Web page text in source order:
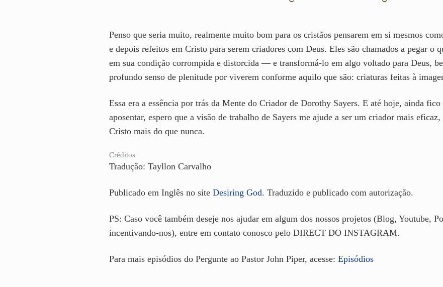
Penso que seria muito, realmente muito bom para os cristãos pensarem em si mesmos
e depois refeitos em Cristo para serem criadores com Deus. Eles são chamados a pegar o
em sua condição corrompida e distorcida — e transformá-lo em algo voltado para Deus,
profundo senso de plenitude por viverem conforme aquilo que são: criaturas feitas à
Essa era a essência por trás da Mente do Criador de Dorothy Sayers. E até hoje, ainda
aposentar, espero que a visão de trabalho de Sayers me ajude a ser um criador mais
Cristo mais do que nunca.
Créditos
Tradução: Tayllon Carvalho
Publicado em Inglês no site Desiring God. Traduzido e publicado com autorização.
PS: Caso você também deseje nos ajudar em algum dos nossos projetos (Blog, Youtube,
incentivando-nos), entre em contato conosco pelo DIRECT DO INSTAGRAM.
Para mais episódios do Pergunte ao Pastor John Piper, acesse: Episódios